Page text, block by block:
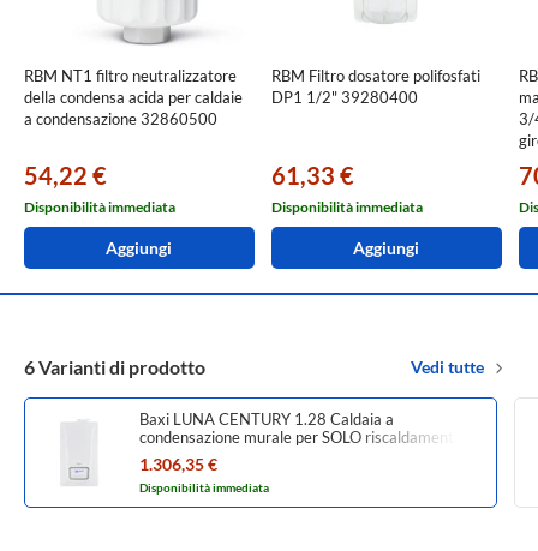
RBM NT1 filtro neutralizzatore
della condensa acida per caldaie
a condensazione 32860500
54,22 €
Disponibilità immediata
Aggiungi
RBM Filtro dosatore polifosfati
DP1 1/2" 39280400
61,33 €
Disponibilità immediata
Aggiungi
3/
6 Varianti di prodotto Vedi tutte
Baxi LUNA CENTURY 1.28 Caldaia a
condensazione murale per SOLO riscaldamento
A7870641
1.306,35 €
Disponibilità immediata